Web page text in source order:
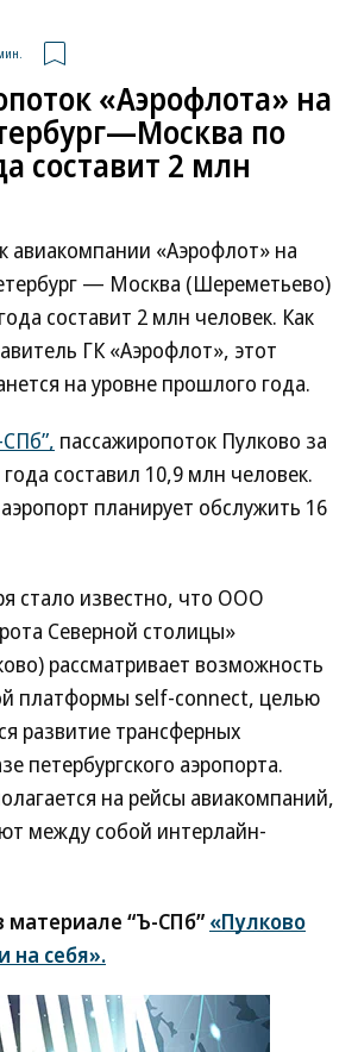
«Аэрофлота» на
по
составит 2 млн
авиакомпании «Аэрофлот» на
— Москва (Шереметьево)
составит 2 млн человек. Как
ГК «Аэрофлот», этот
на уровне прошлого года.
пассажиропоток Пулково за
составил 10,9 млн человек.
планирует обслужить 16
стало известно, что ООО
Северной столицы»
рассматривает возможность
платформы self-conneсt, целью
развитие трансферных
петербургского аэропорта.
на рейсы авиакомпаний,
между собой интерлайн-
“Ъ-СПб” «Пулково
на себя».